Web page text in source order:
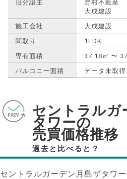
旧分譲主
野村不動産
大成建設
施工会社
大成建設
間取り
1LDK
専有面積
37.18㎡ 〜
バルコニー面積
データ未取得
セントラルガ
タワーの
売買価格推移
過去と比べると？
セントラルガーデン月島ザタワ